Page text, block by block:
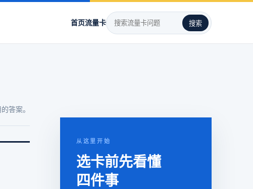
首页流量卡 搜索
答案。
从这里开始
选卡前先看懂
四件事